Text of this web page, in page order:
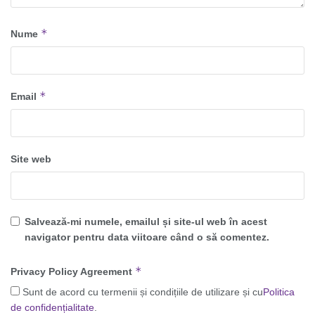
Nume *
Email *
Site web
Salvează-mi numele, emailul și site-ul web în acest
navigator pentru data viitoare când o să comentez.
Privacy Policy Agreement *
Sunt de acord cu termenii și condițiile de utilizare și cuPolitica
de confidențialitate